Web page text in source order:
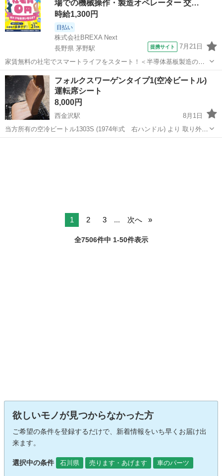
ール ...
場での機械操作・製造オペレーター 交…
時給1,300円
日払い
株式会社BREXA Next
長野県 茅野駅
提携サイト 7月21日
家賃無料の社宅でスマートライフをスタート！＜半導体基板製造の機
械操作・検査＞ランチ代もかからないオトクな職場◎／稼ぎもしっか
り！月収例31万円／長野県茅野市 半導体基板の製造・検査 クリーンル
ーム内で、半導体基板の製造や検...
長野 茅野市 茅野駅
フォルクスワーゲンタイプ1(空冷ビートル)
運転席シート
8,000円
西金沢駅
8月1日
当方所有の空冷ビートル1303S (1974年式 右ハンドル) より 取り外し
た運転席シートを出品します。 【出品理由】 シートの色チェンジの
1 2 3 ... 次へ
全7506件中 1-50件表示
欲しいモノが見つからなかった方
ご希望の条件を登録するだけで、新着情報をいち早くお届け出
来ます。
選択中の条件 石川県 売ります・あげます 車のパーツ